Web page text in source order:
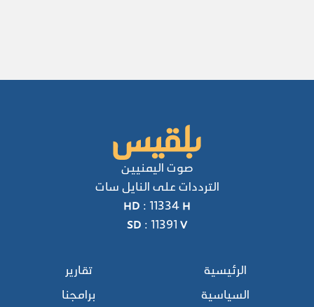
صوت اليمنيين
الترددات على النايل سات
HD : 11334 H
SD : 11391 V
الرئيسية
السياسية
تقارير
برامجنا